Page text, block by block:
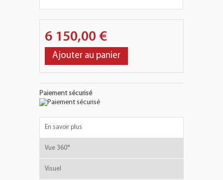
6 150,00 €
Ajouter au panier
Paiement sécurisé
En savoir plus
Vue 360°
Visuel